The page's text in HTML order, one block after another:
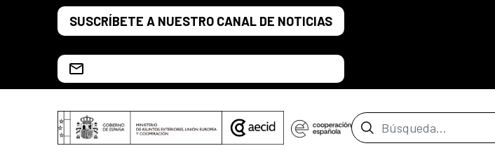
Saltar al contenido principal
SUSCRÍBETE A NUESTRO CANAL DE NOTICIAS
Barra de búsqueda